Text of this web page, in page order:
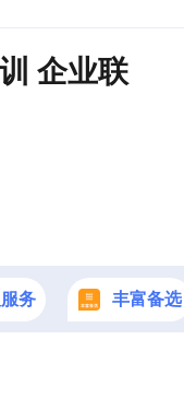
企业联
务 丰富备选